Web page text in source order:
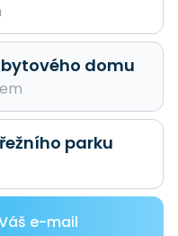
domu
parku
e-mail